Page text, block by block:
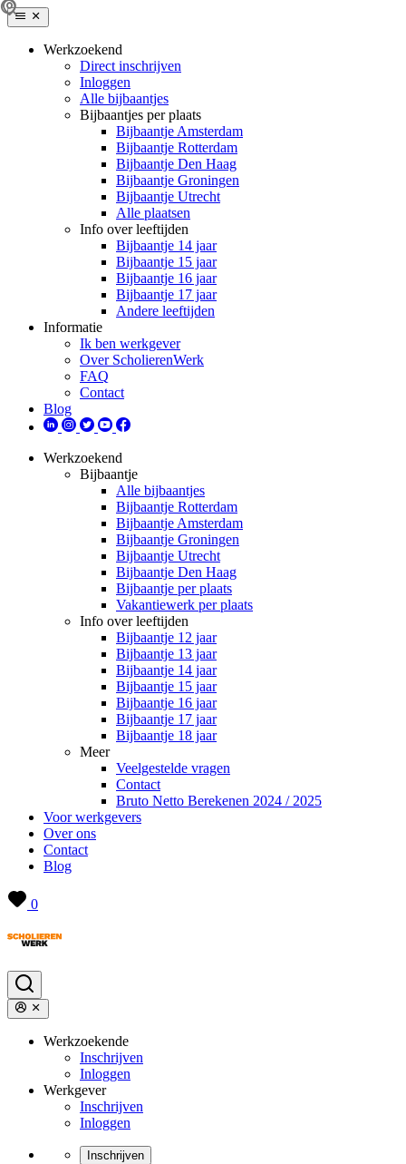
Werkzoekend
Direct inschrijven
Inloggen
Alle bijbaantjes
Bijbaantjes per plaats
Bijbaantje Amsterdam
Bijbaantje Rotterdam
Bijbaantje Den Haag
Bijbaantje Groningen
Bijbaantje Utrecht
Alle plaatsen
Info over leeftijden
Bijbaantje 14 jaar
Bijbaantje 15 jaar
Bijbaantje 16 jaar
Bijbaantje 17 jaar
Andere leeftijden
Informatie
Ik ben werkgever
Over ScholierenWerk
FAQ
Contact
Blog
Werkzoekend
Bijbaantje
Alle bijbaantjes
Bijbaantje Rotterdam
Bijbaantje Amsterdam
Bijbaantje Groningen
Bijbaantje Utrecht
Bijbaantje Den Haag
Bijbaantje per plaats
Vakantiewerk per plaats
Info over leeftijden
Bijbaantje 12 jaar
Bijbaantje 13 jaar
Bijbaantje 14 jaar
Bijbaantje 15 jaar
Bijbaantje 16 jaar
Bijbaantje 17 jaar
Bijbaantje 18 jaar
Meer
Veelgestelde vragen
Contact
Bruto Netto Berekenen 2024 / 2025
Voor werkgevers
Over ons
Contact
Blog
0
Werkzoekende
Inschrijven
Inloggen
Werkgever
Inschrijven
Inloggen
Inschrijven